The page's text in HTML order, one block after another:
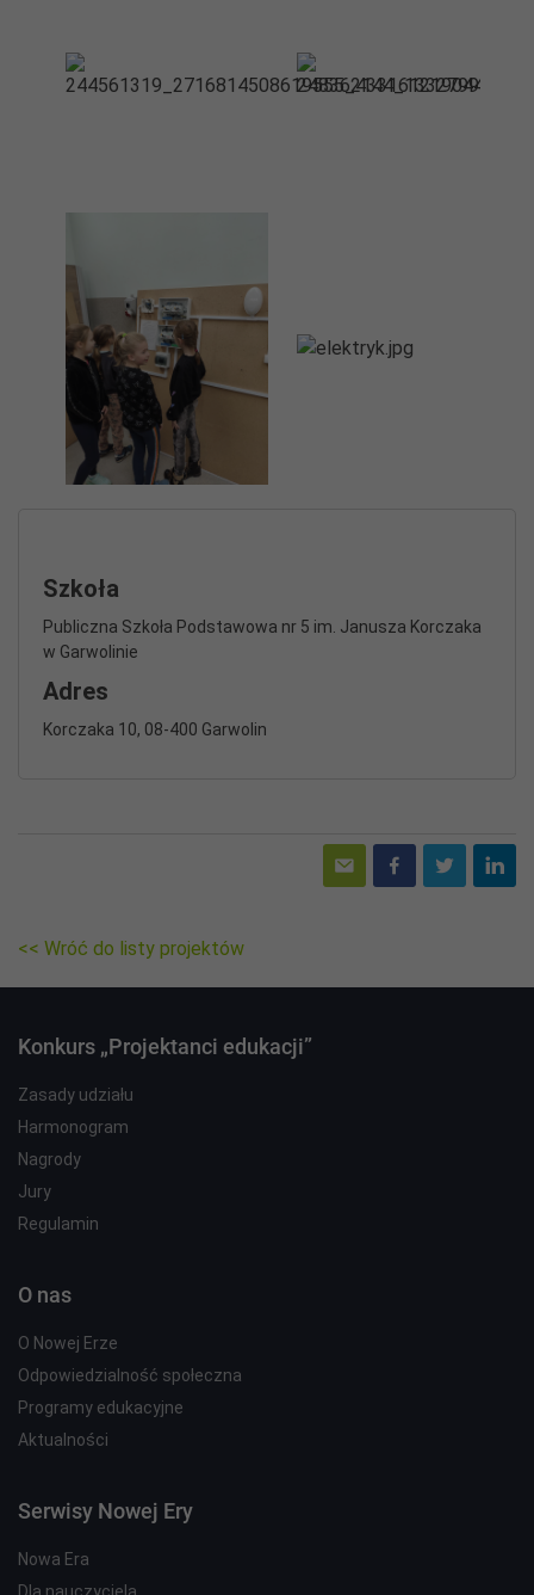
Szkoła
Publiczna Szkoła Podstawowa nr 5 im. Janusza Korczaka
w Garwolinie
Adres
Korczaka 10, 08-400 Garwolin
<< Wróć do listy projektów
Konkurs „Projektanci edukacji”
Zasady udziału
Harmonogram
Nagrody
Jury
Regulamin
O nas
O Nowej Erze
Odpowiedzialność społeczna
Programy edukacyjne
Aktualności
Serwisy Nowej Ery
Nowa Era
Dla nauczyciela